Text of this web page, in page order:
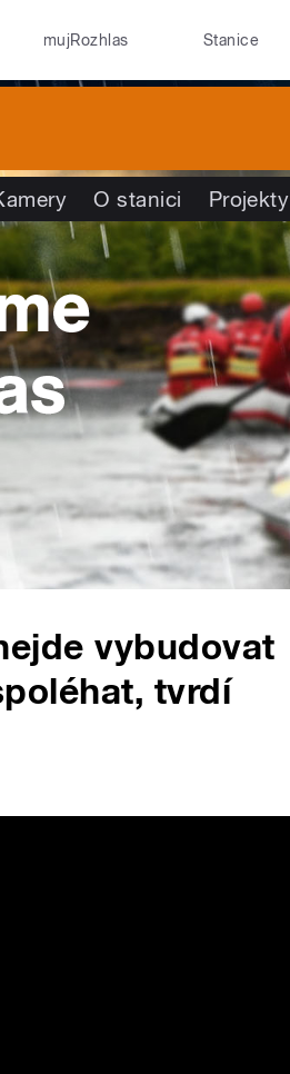
mujRozhlas Stanice
O stanici Projekty
vybudovat
tvrdí